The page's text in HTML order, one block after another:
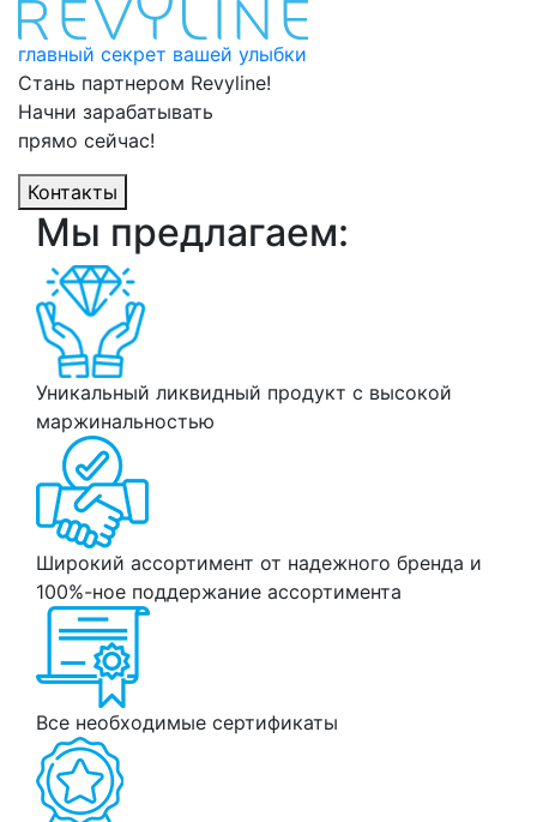
главный секрет вашей улыбки
Стань партнером Revyline!
Начни зарабатывать
прямо сейчас!
Контакты
Мы предлагаем:
Уникальный ликвидный продукт с высокой
маржинальностью
Широкий ассортимент от надежного бренда и
100%-ное поддержание ассортимента
Все необходимые сертификаты